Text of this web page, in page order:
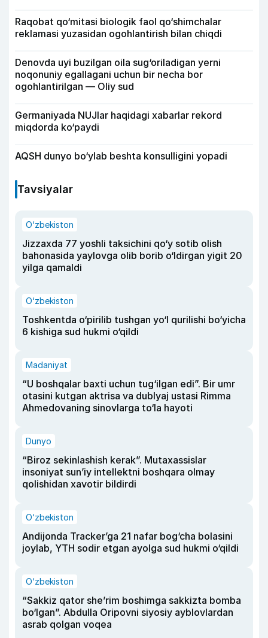
Raqobat qo‘mitasi biologik faol qo‘shimchalar
reklamasi yuzasidan ogohlantirish bilan chiqdi
Denovda uyi buzilgan oila sug‘oriladigan yerni
noqonuniy egallagani uchun bir necha bor
ogohlantirilgan — Oliy sud
Germaniyada NUJlar haqidagi xabarlar rekord
miqdorda ko‘paydi
AQSH dunyo bo‘ylab beshta konsulligini yopadi
Tavsiyalar
O‘zbekiston
Jizzaxda 77 yoshli taksichini qo‘y sotib olish
bahonasida yaylovga olib borib o‘ldirgan yigit 20
yilga qamaldi
O‘zbekiston
Toshkentda o‘pirilib tushgan yo‘l qurilishi bo‘yicha
6 kishiga sud hukmi o‘qildi
Madaniyat
“U boshqalar baxti uchun tug‘ilgan edi”. Bir umr
otasini kutgan aktrisa va dublyaj ustasi Rimma
Ahmedovaning sinovlarga to‘la hayoti
Dunyo
“Biroz sekinlashish kerak”. Mutaxassislar
insoniyat sun’iy intellektni boshqara olmay
qolishidan xavotir bildirdi
O‘zbekiston
Andijonda Tracker’ga 21 nafar bog‘cha bolasini
joylab, YTH sodir etgan ayolga sud hukmi o‘qildi
O‘zbekiston
“Sakkiz qator she’rim boshimga sakkizta bomba
bo‘lgan”. Abdulla Oripovni siyosiy ayblovlardan
asrab qolgan voqea